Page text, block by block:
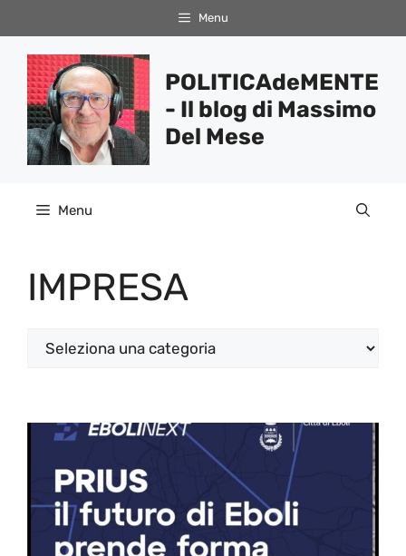
al
contenuto
Menu
POLITICAdeMENTE
- Il blog di Massimo
Del Mese
Menu
IMPRESA
Categorie